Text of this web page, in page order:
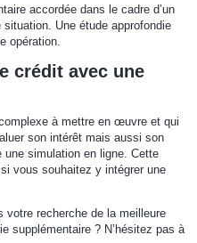
accordée dans le cadre d’un
Une étude approfondie
opération.
crédit avec une
à mettre en œuvre et qui
son intérêt mais aussi son
simulation en ligne. Cette
vous souhaitez y intégrer une
votre recherche de la meilleure
supplémentaire ? N’hésitez pas à